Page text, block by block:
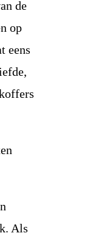
de
op
eens
Als